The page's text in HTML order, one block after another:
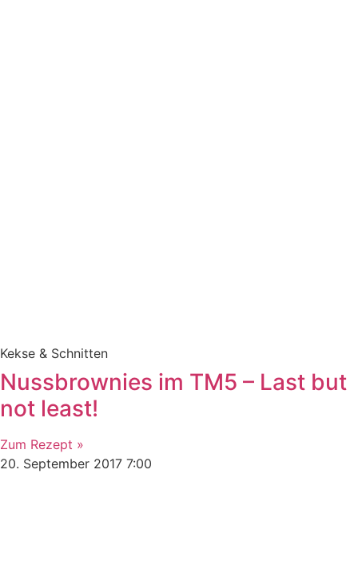
Kekse & Schnitten
Nussbrownies im TM5 – Last but
not least!
Zum Rezept »
20. September 2017 7:00